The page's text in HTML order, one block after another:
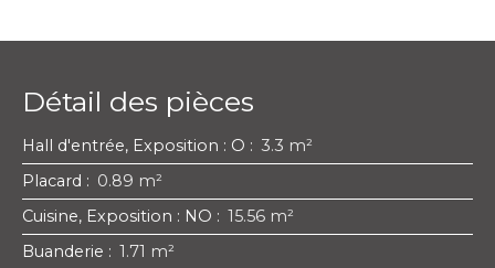
Détail des pièces
Hall d'entrée, Exposition : O : 3.3 m²
Placard : 0.89 m²
Cuisine, Exposition : NO : 15.56 m²
Buanderie : 1.71 m²